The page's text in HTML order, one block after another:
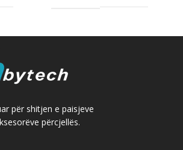
për shitjen e paisjeve
përcjellës.